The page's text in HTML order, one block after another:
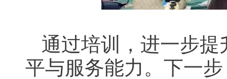
通过培训，进一步
平与服务能力。下一